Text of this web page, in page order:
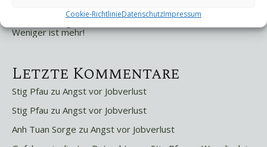
Cookie-RichtlinieDatenschutzImpressum
Trigger und Glimmer
Weniger ist mehr!
Letzte Kommentare
Stig Pfau zu Angst vor Jobverlust
Stig Pfau zu Angst vor Jobverlust
Anh Tuan Sorge zu Angst vor Jobverlust